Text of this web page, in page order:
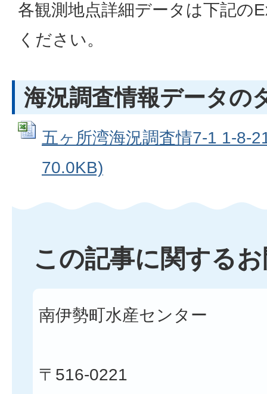
各観測地点詳細データは下記の
ください。
海況調査情報データの
五ヶ所湾海況調査情7-1 1-8-
70.0KB)
この記事に関する
南伊勢町水産センター
〒516-0221